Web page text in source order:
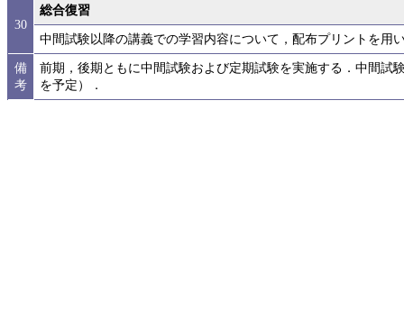
30
総合復習
中間試験以降の講義での学習内容について，配布プリントを用
備
考
前期，後期ともに中間試験および定期試験を実施する．中間試
を予定）．